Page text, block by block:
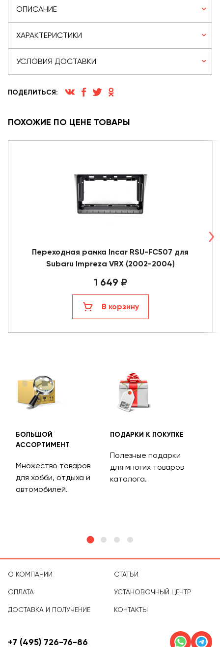
ОПИСАНИЕ
ХАРАКТЕРИСТИКИ
УСЛОВИЯ ДОСТАВКИ
ПОДЕЛИТЬСЯ:
ПОХОЖИЕ ПО ЦЕНЕ ТОВАРЫ
Переходная рамка Incar RSU-FC507 для
Subaru Impreza VRX (2002-2004)
1 649 ₽
В корзину
БОЛЬШОЙ
АССОРТИМЕНТ
Множество товаров
для хобби, отдыха и
автомобилей.
ПОДАРКИ К ПОКУПКЕ
Полезные подарки
для многих товаров
каталога.
О КОМПАНИИ
ОПЛАТА
ДОСТАВКА И ПОЛУЧЕНИЕ
СТАТЬИ
УСТАНОВОЧНЫЙ ЦЕНТР
КОНТАКТЫ
+7 (495) 726-76-86